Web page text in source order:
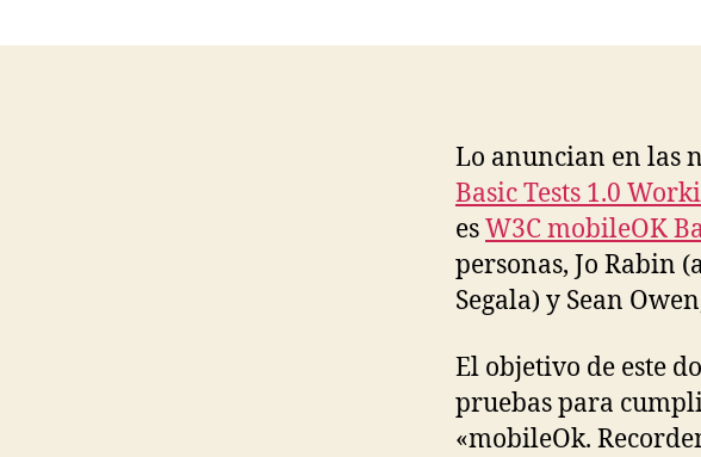
Lo anuncian en las
Basic Tests 1.0
esW3C mobileOK
personas, Jo Rabin
Segala) y Sean
El objetivo de este
pruebas para
«mobileOk.